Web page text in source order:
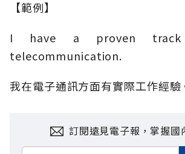
【範例】
I have a proven
telecommunication.
我在電子通訊方面有實際工作經驗
訂閱遠見電子報，掌握國